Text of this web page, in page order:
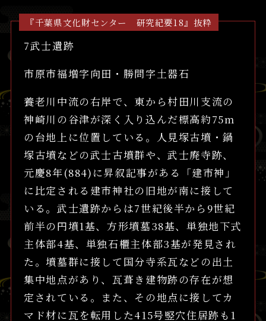
『千葉県文化財センター 研究紀要18』抜粋
7武士遺跡
市原市福増字向田・勝問字土器石
養老川中流の右岸で、東から村田川支流の
神崎川の谷津が深く入り込んだ標高約75m
の台地上に位置している。人見塚古墳・鍋
塚古墳などの武士古墳群や、武士廃寺跡、
元慶8年(884)に昇叙記事がある「建市神」
に比定される建市神社の旧地が南に接して
いる。武士遺跡からは7世紀後半から9世紀
前半の円墳1基、方形墳墓38基、単独地下式
主体部4基、単独石櫃主体部3基が発見され
た。墳墓群に接して国分寺系瓦などの出土
集中地点があり、瓦葺き建物跡の存在が想
定されている。また、その地点に接してカ
マド材に瓦を転用した415号竪穴住居跡も1